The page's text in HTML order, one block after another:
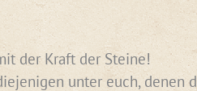
der Kraft der Steine!
unter euch,